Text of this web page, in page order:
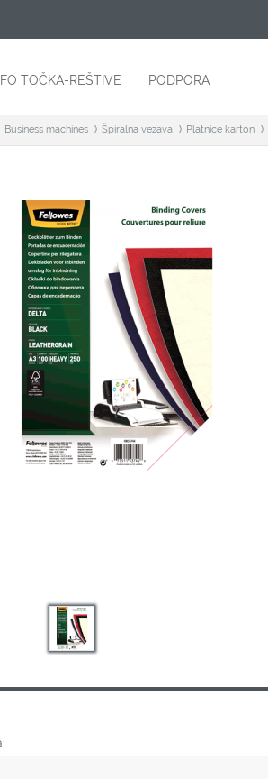
TOČKA-REŠTIVE PODPORA
Business machines Špiralna vezava Platnice karton